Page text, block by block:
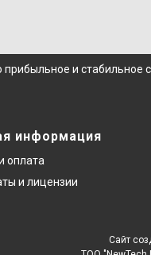
и
информация
оплата
и лицензии
Сайт